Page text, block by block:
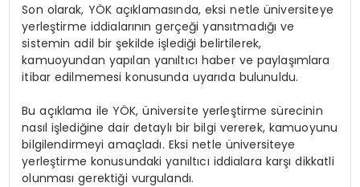
Son olarak, YÖK açıklamasında, eksi netle üniversiteye
yerleştirme iddialarının gerçeği yansıtmadığı ve
sistemin adil bir şekilde işlediği belirtilerek,
kamuoyundan yapılan yanıltıcı haber ve paylaşımlara
itibar edilmemesi konusunda uyarıda bulunuldu.
Bu açıklama ile YÖK, üniversite yerleştirme sürecinin
nasıl işlediğine dair detaylı bir bilgi vererek, kamuoyunu
bilgilendirmeyi amaçladı. Eksi netle üniversiteye
yerleştirme konusundaki yanıltıcı iddialara karşı dikkatli
olunması gerektiği vurgulandı.